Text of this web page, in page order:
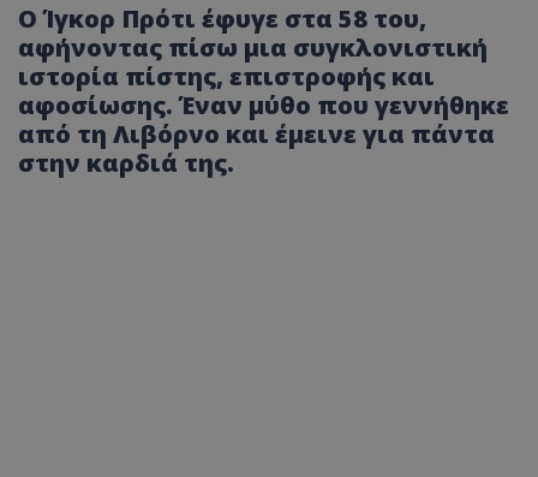
Ο Ίγκορ Πρότι έφυγε στα 58 του,
αφήνοντας πίσω μια συγκλονιστική
ιστορία πίστης, επιστροφής και
αφοσίωσης. Έναν μύθο που γεννήθηκε
από τη Λιβόρνο και έμεινε για πάντα
στην καρδιά της.